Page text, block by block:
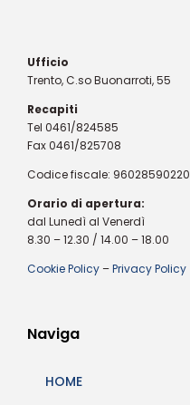
Ufficio
Trento, C.so Buonarroti, 55
Recapiti
Tel 0461/824585
Fax 0461/825708
Codice fiscale: 96028590220
Orario di apertura:
dal Lunedì al Venerdì
8.30 – 12.30 / 14.00 – 18.00
Cookie Policy –Privacy Policy
Naviga
HOME